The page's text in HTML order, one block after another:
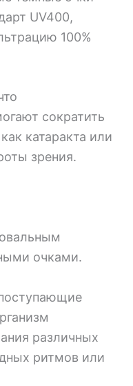
UV400,
100%
сократить
катаракта или
зрения.
очками.
различных
ритмов или